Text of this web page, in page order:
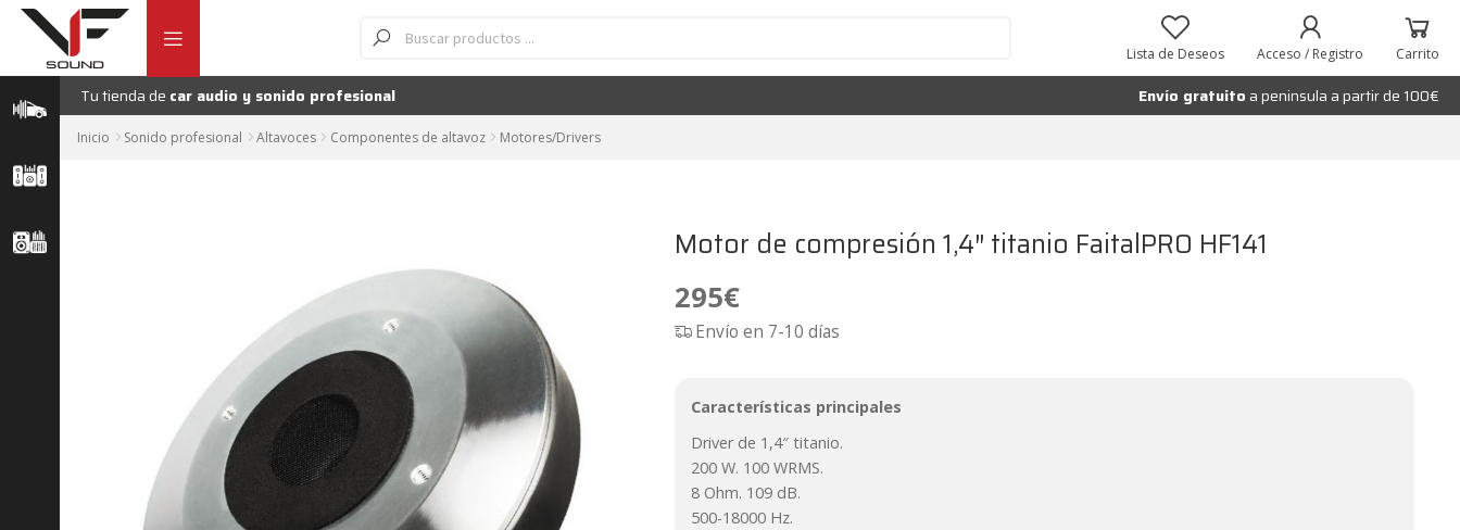
Ir
navegación
Ir
contenido
de
productos Lista de Deseos Acceso / Registro Carrito
Tu tienda de car audio y sonido profesional Envío gratuito a peninsula a partir de 100€
Inicio Sonido profesional Altavoces Componentes de altavoz Motores/Drivers
Motor de compresión 1,4″ titanio FaitalPRO HF141
295€
Envío en 7-10 días
Características principales
Driver de 1,4″ titanio.
200 W. 100 WRMS.
8 Ohm. 109 dB.
500-18000 Hz.
Añadir al carrito